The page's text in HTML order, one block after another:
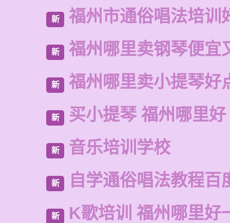
新 福州市通俗唱法培训
新 福州哪里卖钢琴便宜
新 福州哪里卖小提琴好
新 买小提琴 福州哪里好
新 音乐培训学校
新 自学通俗唱法教程百
新 K歌培训 福州哪里好